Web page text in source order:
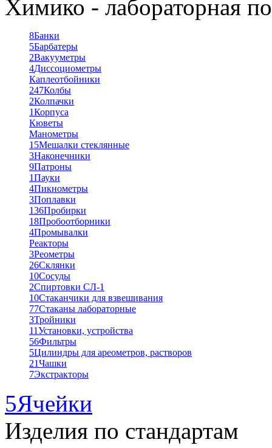
Химико - лабораторная
8Банки
5Барбатеры
2Вакууметры
4Диссоциометры
Каплеотбойники
247Колбы
2Колпачки
1Корпуса
Кюветы
Манометры
15Мешалки стеклянные
3Наконечники
9Патроны
1Пауки
4Пикнометры
3Поплавки
136Пробирки
18Пробоотборники
4Промывалки
Реакторы
3Реометры
26Склянки
10Сосуды
2Спиртовки СЛ-1
10Стаканчики для взвешивания
77Стаканы лабораторные
3Тройники
11Установки, устройства
56Фильтры
5Цилиндры для ареометров, растворов
21Чашки
7Экстракторы
5Ячейки
Изделия по стандартам